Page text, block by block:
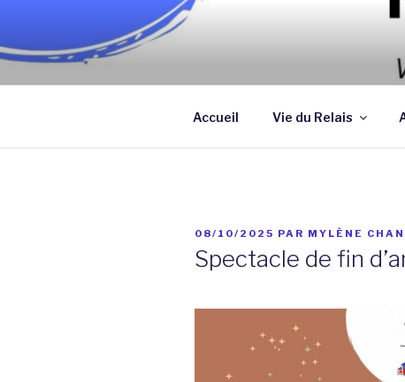
contenu
Association qui a pour objectif
assistantes maternelles et/ou
Accueil Vie du Relais
PUBLIÉ
08/10/2025 PAR MYLÈNE
Spectacle de fin